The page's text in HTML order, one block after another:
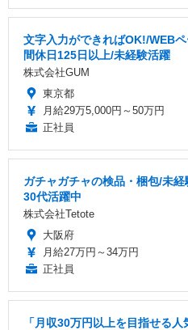
文字入力ができればOK!/WEB
間休日125日以上/未経験活躍
株式会社GUM
東京都
月給29万5,000円～50万円
正社員
ガチャガチャの検品・梱包/未
30代活躍中
株式会社Tetote
大阪府
月給27万円～34万円
正社員
「月収30万円以上を目指せる